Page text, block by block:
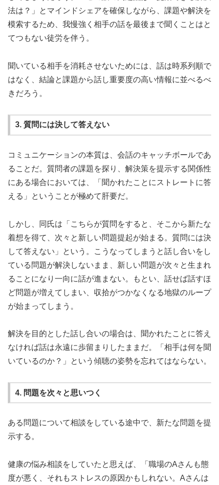
法は？」とマインドシェアを確保しながら、課題や解決を
模索するため、我慢強く相手の話を最後まで聞くことはと
てつもない徒労を伴う。
聞いている相手を消耗させないためには、話は時系列順で
はなく、結論と課題から話し重要度の高い情報に並べるべ
きだろう。
3. 質問には決して答えない
コミュニケーションの本質は、会話のキャッチボールであ
ることだ。質問者の課題を探り、解決策を提示する関係性
にある場合においては、「聞かれたことにストレートに答
える」ということが極めて肝要だ。
しかし、同氏は「こちらが質問をすると、そこから新たな
着想を得て、次々と新しい問題提起が始まる。質問には決
して答えない」という。こうなってしまうと話し合いをし
ている問題が解決しないまま、新しい問題が次々と生まれ
ることになり一向に話が進まない。もとい、話せば話すほ
ど問題が増えてしまい、収拾がつかなくなる地獄のループ
が始まってしまう。
解決を目的とした話し合いの場合は、聞かれたことに答え
なければ話は永遠に歩留まりしたままだ。「相手は何を聞
いているのか？」という傾聴の姿勢を忘れてはならない。
4. 問題を次々と思いつく
ある問題について相談をしている途中で、新たな問題を提
示する。
健康の悩み相談をしていたと思えば、「職場のAさんも態
度が悪く、それもストレスの原因かもしれない。Aさんは